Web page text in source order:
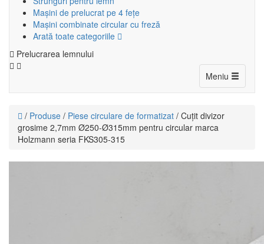
Mașini de prelucrat pe 4 fețe
Mașini combinate circular cu freză
Arată toate categoriile
Prelucrarea lemnului
Meniu Toggle
/ Produse / Piese circulare de formatizat / Cuțit divizor
grosime 2,7mm Ø250-Ø315mm pentru circular marca
Holzmann seria FKS305-315